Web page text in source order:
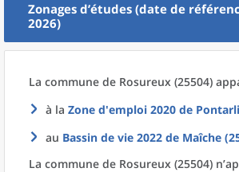
Zonages d’études (date de
2026)
La commune de Rosureux (25504)
à la Zone d'emploi 2020 de
au Bassin de vie 2022 de Maîche
La commune de Rosureux (25504)